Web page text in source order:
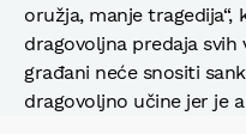
oružja, manje tragedija“,
dragovoljna predaja
građani neće snositi
dragovoljno učine jer je